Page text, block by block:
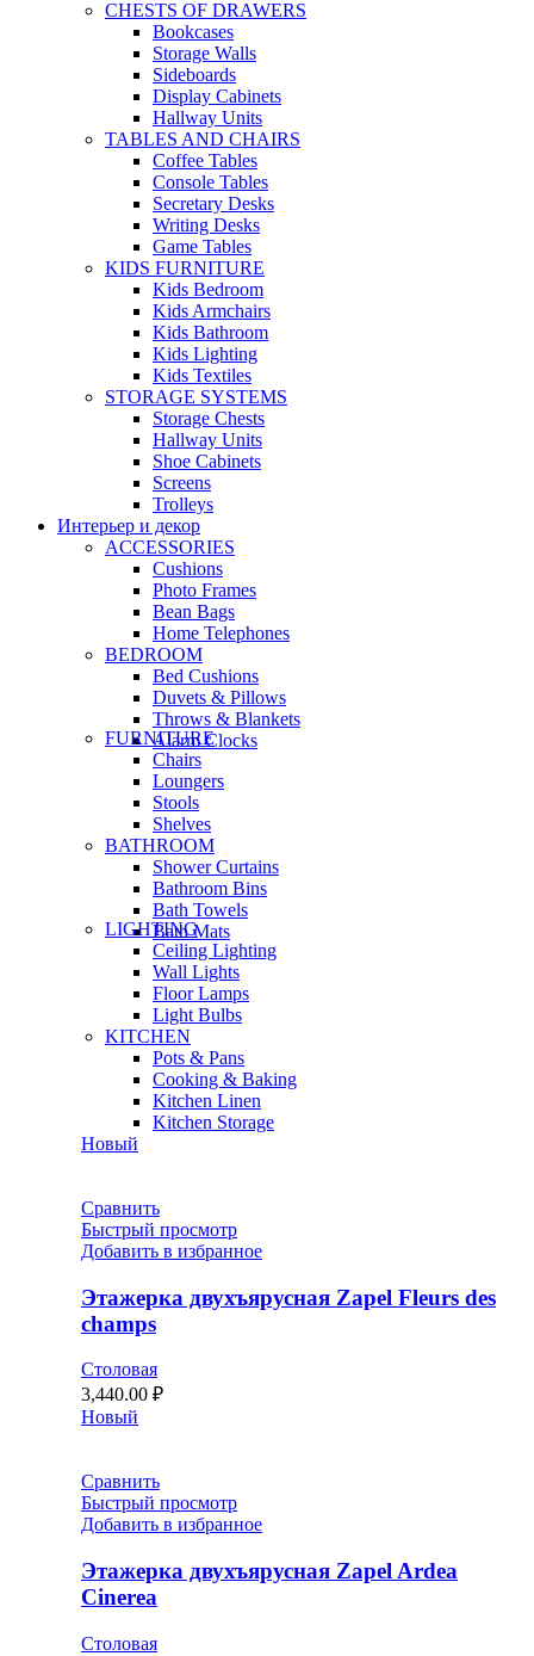
CHESTS OF DRAWERS
Bookcases
Storage Walls
Sideboards
Display Cabinets
Hallway Units
TABLES AND CHAIRS
Coffee Tables
Console Tables
Secretary Desks
Writing Desks
Game Tables
KIDS FURNITURE
Kids Bedroom
Kids Armchairs
Kids Bathroom
Kids Lighting
Kids Textiles
STORAGE SYSTEMS
Storage Chests
Hallway Units
Shoe Cabinets
Screens
Trolleys
Интерьер и декор
ACCESSORIES
Cushions
Photo Frames
Bean Bags
Home Telephones
BEDROOM
Bed Cushions
Duvets & Pillows
Throws & Blankets
Alarm Clocks
FURNITURE
Chairs
Loungers
Stools
Shelves
BATHROOM
Shower Curtains
Bathroom Bins
Bath Towels
Bath Mats
LIGHTING
Ceiling Lighting
Wall Lights
Floor Lamps
Light Bulbs
KITCHEN
Pots & Pans
Cooking & Baking
Kitchen Linen
Kitchen Storage
Новый
Сравнить
Быстрый просмотр
Добавить в избранное
Этажерка двухъярусная Zapel Fleurs des
champs
Столовая
3,440.00 ₽
Новый
Сравнить
Быстрый просмотр
Добавить в избранное
Этажерка двухъярусная Zapel Ardea
Cinerea
Столовая